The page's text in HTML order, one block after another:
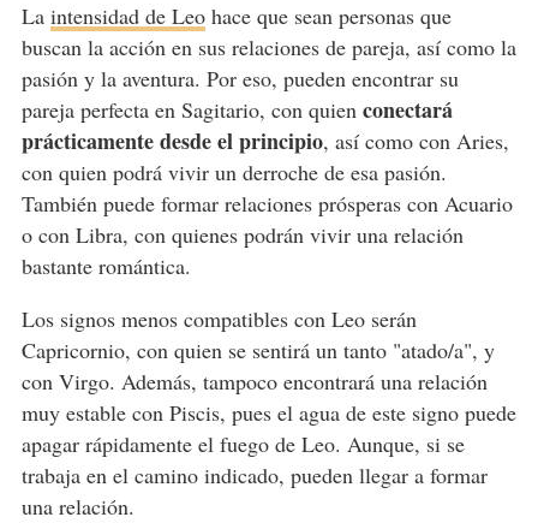
La intensidad de Leohace que sean personas que
buscan la acción en sus relaciones de pareja, así como la
pasión y la aventura. Por eso, pueden encontrar su
pareja perfecta en Sagitario, con quien conectará
prácticamente desde el principio, así como con Aries,
con quien podrá vivir un derroche de esa pasión.
También puede formar relaciones prósperas con Acuario
o con Libra, con quienes podrán vivir una relación
bastante romántica.
Los signos menos compatibles con Leo serán
Capricornio, con quien se sentirá un tanto "atado/a", y
con Virgo. Además, tampoco encontrará una relación
muy estable con Piscis, pues el agua de este signo puede
apagar rápidamente el fuego de Leo. Aunque, si se
trabaja en el camino indicado, pueden llegar a formar
una relación.